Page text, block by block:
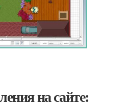
на сайте: